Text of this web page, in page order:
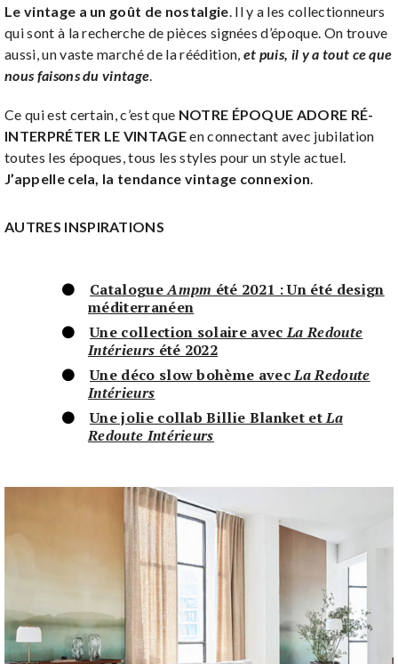
Le vintage a un goût de nostalgie. Il y a les collectionneurs
qui sont à la recherche de pièces signées d’époque. On trouve
aussi, un vaste marché de la réédition, et puis, il y a tout ce que
nous faisons du vintage.
Ce qui est certain, c’est que NOTRE ÉPOQUE ADORE RÉ-
INTERPRÉTER LE VINTAGEen connectant avec jubilation
toutes les époques, tous les styles pour un style actuel.
J’appelle cela, la tendance vintage connexion.
AUTRES INSPIRATIONS
CatalogueAmpm été 2021 : Un été design
méditerranéen
Une collection solaire avecLa Redoute
Intérieurs été 2022
Une déco slow bohème avecLa Redoute
Intérieurs
Une jolie collab Billie Blanket etLa
Redoute Intérieurs